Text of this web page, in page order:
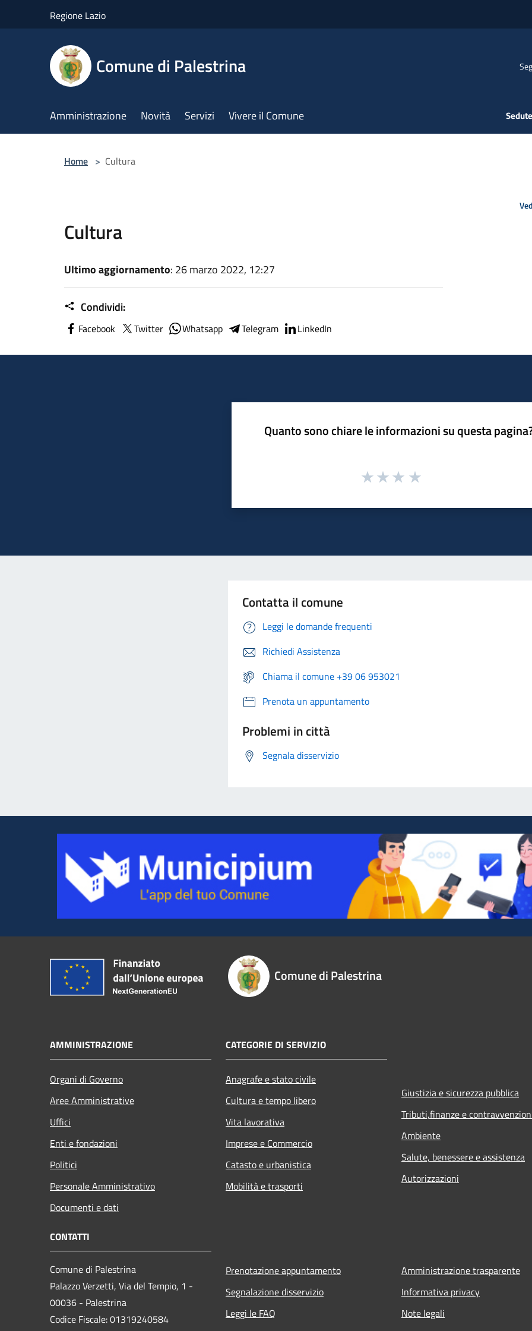
Regione Lazio
Comune di Palestrina
Amministrazione Novità Servizi Vivere il Comune
Home > Cultura
Cultura
Ultimo aggiornamento: 26 marzo 2022, 12:27
Condividi:
Facebook Twitter Whatsapp Telegram LinkedIn
Quanto sono chiare le informazioni su questa
Contatta il comune
Leggi le domande frequenti
Richiedi Assistenza
Chiama il comune +39 06 953021
Prenota un appuntamento
Problemi in città
Segnala disservizio
Comune di Palestrina
AMMINISTRAZIONE
Organi di Governo
Aree Amministrative
Uffici
Enti e fondazioni
Politici
Personale Amministrativo
Documenti e dati
CATEGORIE DI SERVIZIO
Anagrafe e stato civile
Cultura e tempo libero
Vita lavorativa
Imprese e Commercio
Catasto e urbanistica
Mobilità e trasporti
Giustizia e sicurezza pubblica
Tributi,finanze e
Ambiente
Salute, benessere e assistenza
Autorizzazioni
CONTATTI
Comune di Palestrina
Palazzo Verzetti, Via del Tempio, 1 -
00036 - Palestrina
Codice Fiscale: 01319240584
Prenotazione appuntamento
Segnalazione disservizio
Leggi le FAQ
Amministrazione trasparente
Informativa privacy
Note legali